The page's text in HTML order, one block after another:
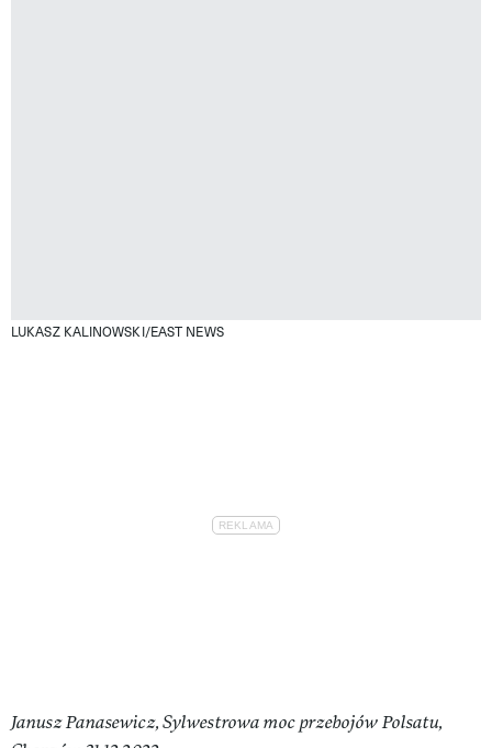
LUKASZ KALINOWSKI/EAST NEWS
Janusz Panasewicz, Sylwestrowa moc przebojów Polsatu,